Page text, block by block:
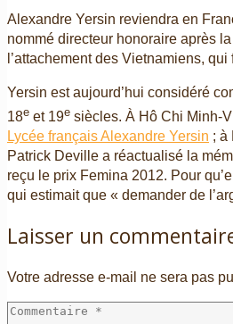
Alexandre Yersin reviendra en
nommé directeur honoraire après
l’attachement des Vietnamiens,
Yersin est aujourd’hui considéré
18e et 19e siècles. À Hô Chi Minh-
Lycée français Alexandre Yersin ; à
Patrick Deville a réactualisé la
reçu le prix Femina 2012. Pour
qui estimait que « demander de
Laisser un
Votre adresse e-mail ne sera pas